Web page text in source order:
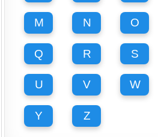
M N O
Q R S
U V W
Y Z